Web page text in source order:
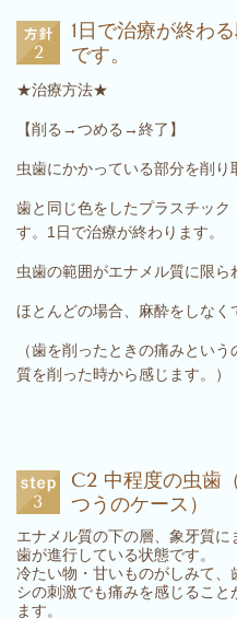
1日で治療が終わ
です。
★治療方法★
【削る→つめる→終了】
虫歯にかかっている部分を削り
歯と同じ色をしたプラスチック
す。1日で治療が終わります。
虫歯の範囲がエナメル質に限ら
ほとんどの場合、麻酔をしなく
（歯を削ったときの痛みとい
質を削った時から感じます。）
C2 中程度の虫歯
つうのケース）
エナメル質の下の層、象牙質に
歯が進行している状態です。
冷たい物・甘いものがしみて、
シの刺激でも痛みを感じること
ます。